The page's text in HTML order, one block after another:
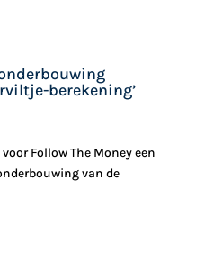
berekening’
Follow The Money een
van de